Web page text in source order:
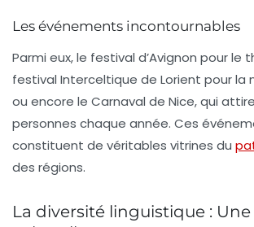
Les événements incontournables
Parmi eux, le festival d’Avignon pour le
festival Interceltique de Lorient pour la
ou encore le Carnaval de Nice, qui
personnes chaque année. Ces
constituent de véritables vitrines du
des régions.
La diversité linguistique :